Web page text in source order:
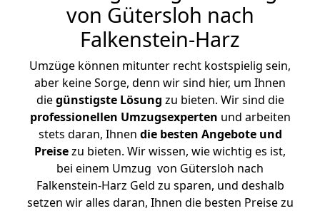
von Gütersloh nach
Falkenstein-Harz
Umzüge können mitunter recht kostspielig sein,
aber keine Sorge, denn wir sind hier, um Ihnen
diegünstigste Lösung zu bieten. Wir sind die
professionellen Umzugsexperten und arbeiten
stets daran, Ihnen die besten Angebote und
Preisezu bieten. Wir wissen, wie wichtig es ist,
bei einem Umzug von Gütersloh nach
Falkenstein-Harz Geld zu sparen, und deshalb
setzen wir alles daran, Ihnen die besten Preise zu